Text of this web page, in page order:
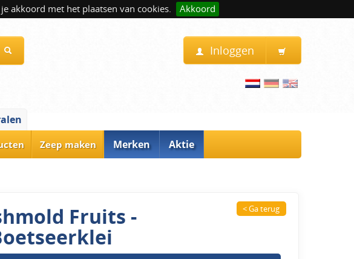
akkoord met het plaatsen van cookies. Akkoord
Inloggen
Zeep maken Merken Aktie
Fruits - < Ga terug